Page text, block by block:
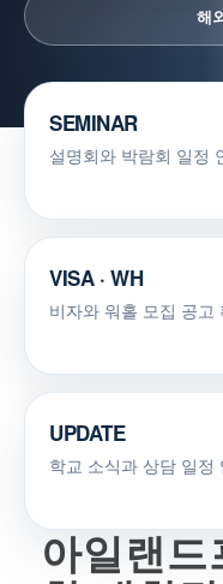
해
SEMINAR
설명회와 박람회 일정
VISA · WH
비자와 워홀 모집 공고
UPDATE
학교 소식과 상담 일정
아일랜